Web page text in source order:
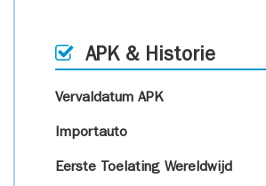
APK & Historie
Vervaldatum APK
Importauto
Eerste Toelating Wereldwijd